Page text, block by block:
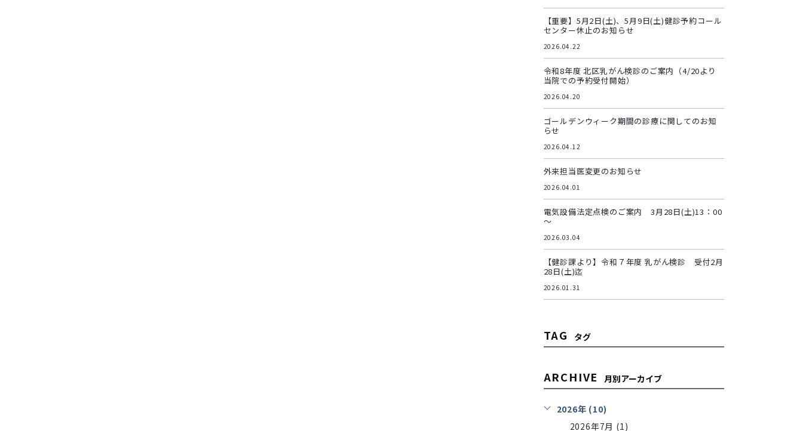
【重要】5月2日(土)、5月9日(土)健診予約コール
センター休止のお知らせ
2026.04.22
令和8年度 北区乳がん検診のご案内（4/20より
当院での予約受付開始）
2026.04.20
ゴールデンウィーク期間の診療に関してのお知
らせ
2026.04.12
外来担当医変更のお知らせ
2026.04.01
電気設備法定点検のご案内 3月28日(土)13：00
～
2026.03.04
【健診課より】令和７年度 乳がん検診 受付2月
28日(土)迄
2026.01.31
TAG タグ
ARCHIVE 月別アーカイブ
2026年 (10)
2026年7月 (1)